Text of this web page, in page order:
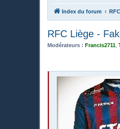
Index du forum
RFC Liège -
Modérateurs : Francis2711